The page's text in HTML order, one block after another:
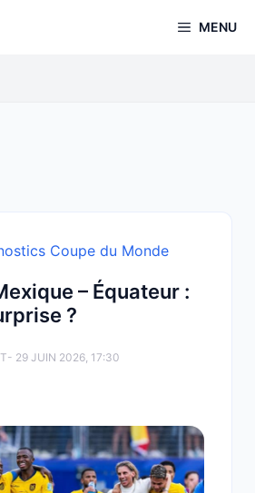
MENU
Coupe du Monde
– Équateur :
?
- 29 JUIN 2026, 17:30